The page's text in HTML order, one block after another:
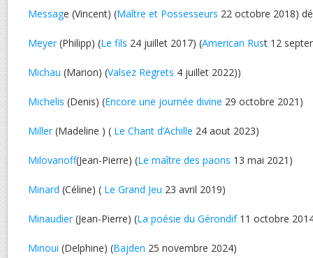
Message (Vincent) (Maître et Possesseurs 22 octobre 2018)
Meyer(Philipp) (Le fils 24 juillet 2017) (American Rust 12
Michau (Marion) (Valsez Regrets 4 juillet 2022))
Michelis (Denis) (Encore une journée divine 29 octobre 2021)
Miller(Madeline ) ( Le Chant d’Achille 24 aout 2023)
Milovanoff(Jean-Pierre) (Le maître des paons 13 mai 2021)
Minard (Céline) ( Le Grand Jeu 23 avril 2019)
Minaudier(Jean-Pierre) (La poésie du Gérondif11 octobre
Minoui (Delphine) (Bajden 25 novembre 2024)